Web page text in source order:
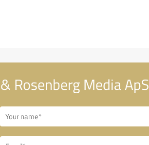
Rosenberg Media ApS